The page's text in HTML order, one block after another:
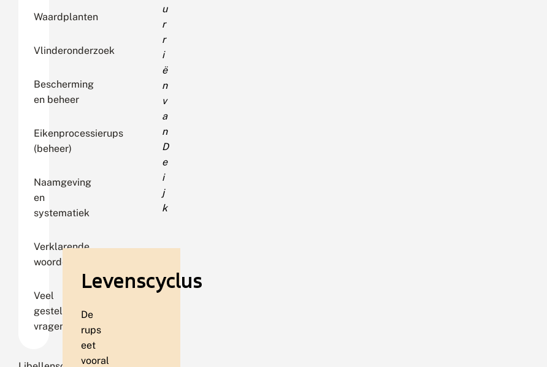
Waardplanten
Vlinderonderzoek
Bescherming
en beheer
Eikenprocessierups
(beheer)
Naamgeving
en
systematiek
Verklarende
woordenlijst
Veel
gestelde
vragen
u
r
r
i
ë
n
v
a
n
D
e
i
j
k
Levenscyclus
De
rups
eet
vooral